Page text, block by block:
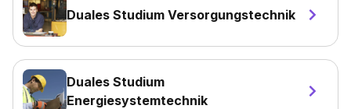
Duales Studium Versorgungstechnik
Duales Studium
Energiesystemtechnik